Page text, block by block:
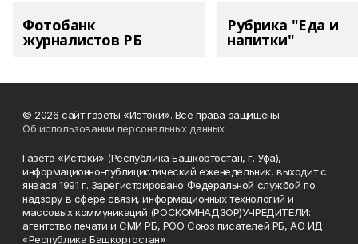
Фотобанк
журналистов РБ
Рубрика "Еда и
напитки"
© 2026 сайт газеты «Истоки». Все права защищены.
Об использовании персональных данных
Газета «Истоки» (Республика Башкортостан, г. Уфа),
информационно-публицистический еженедельник, выходит с
января 1991 г. Зарегистрировано Федеральной службой по
надзору в сфере связи, информационных технологий и
массовых коммуникаций (РОСКОМНАДЗОР)УЧРЕДИТЕЛИ:
агентство печати и СМИ РБ, РОО Союз писателей РБ, АО ИД
«Республика Башкортостан»